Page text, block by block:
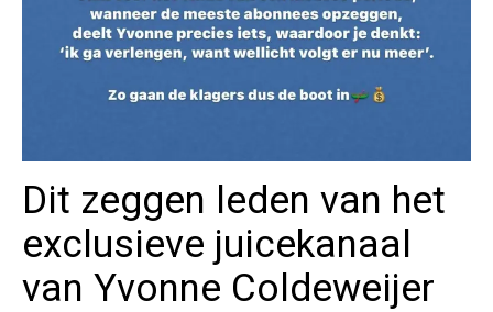
Dit zeggen leden van het
exclusieve juicekanaal
van Yvonne Coldeweijer